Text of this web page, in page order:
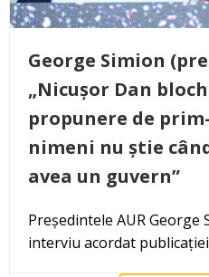
George Simion
„Nicușor Dan
propunere de
nimeni nu știe
avea un guvern”
Președintele AUR
interviu acordat